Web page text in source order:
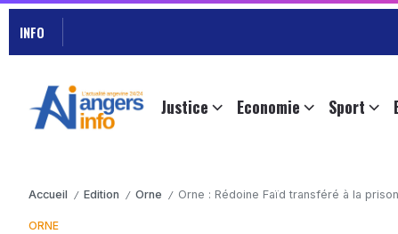
INFO
Justice Economie Sport
Accueil / Edition / Orne / Orne : Rédoine Faïd transféré à la
ORNE